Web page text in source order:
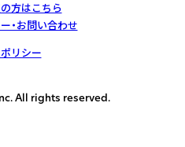
方はこちら
・お問い合わせ
リシー
All rights reserved.